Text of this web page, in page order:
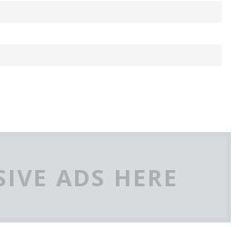
ADS HERE